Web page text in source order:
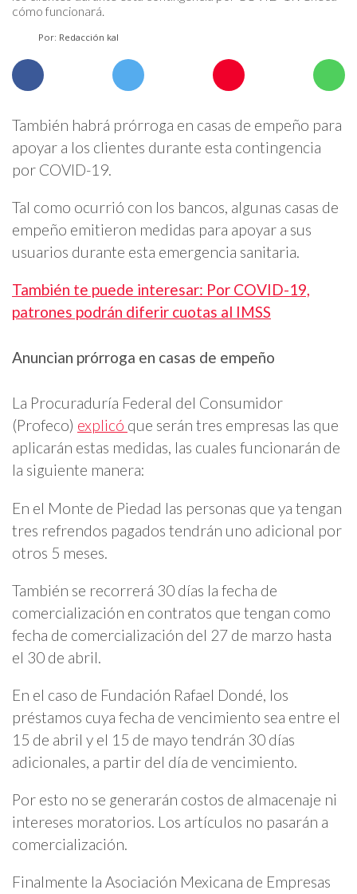
cómo funcionará.
Por: Redacción kal
También habrá prórroga en casas de empeño para
apoyar a los clientes durante esta contingencia
por COVID-19.
Tal como ocurrió con los bancos, algunas casas de
empeño emitieron medidas para apoyar a sus
usuarios durante esta emergencia sanitaria.
También te puede interesar: Por COVID-19,
patrones podrán diferir cuotas al IMSS
Anuncian prórroga en casas de empeño
La Procuraduría Federal del Consumidor
(Profeco) explicó que serán tres empresas las que
aplicarán estas medidas, las cuales funcionarán de
la siguiente manera:
En el Monte de Piedad las personas que ya tengan
tres refrendos pagados tendrán uno adicional por
otros 5 meses.
También se recorrerá 30 días la fecha de
comercialización en contratos que tengan como
fecha de comercialización del 27 de marzo hasta
el 30 de abril.
En el caso de Fundación Rafael Dondé, los
préstamos cuya fecha de vencimiento sea entre el
15 de abril y el 15 de mayo tendrán 30 días
adicionales, a partir del día de vencimiento.
Por esto no se generarán costos de almacenaje ni
intereses moratorios. Los artículos no pasarán a
comercialización.
Finalmente la Asociación Mexicana de Empresas